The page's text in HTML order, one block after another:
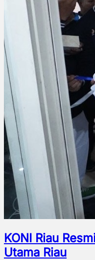
KONI Riau
Utama Riau